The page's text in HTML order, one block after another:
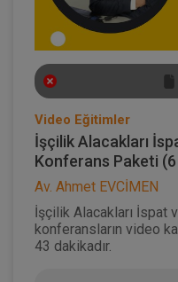
Video Eğitimler
İşçilik Alacakları
Konferans Paketi
Av. Ahmet EVCİMEN
İşçilik Alacakları İspat
konferansların video
43 dakikadır.